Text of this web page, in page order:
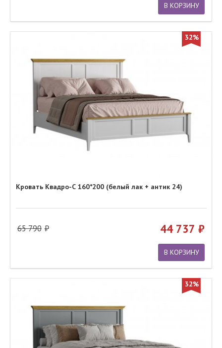
В КОРЗИНУ
32%
Кровать Квадро-С 160*200 (белый лак + антик 24)
65 790 44 737
В КОРЗИНУ
32%